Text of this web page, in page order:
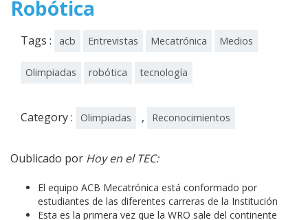
Robótica
Tags : acb Entrevistas Mecatrónica Medios
Olimpiadas robótica tecnología
Category : Olimpiadas , Reconocimientos
Oublicado por Hoy en el TEC:
El equipo ACB Mecatrónica está conformado por
estudiantes de las diferentes carreras de la Institución
Esta es la primera vez que la WRO sale del continente